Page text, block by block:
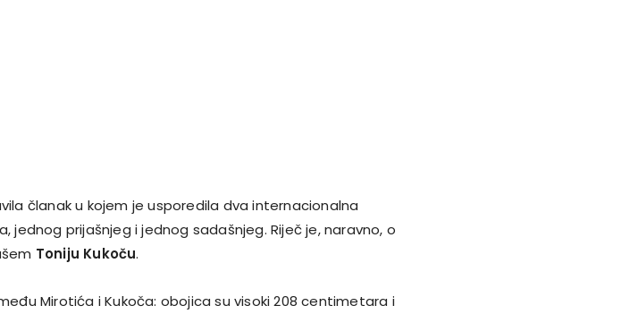
članak u kojem je usporedila dva internacionalna
jednog prijašnjeg i jednog sadašnjeg. Riječ je, naravno, o
Toniju Kukoču.
Mirotića i Kukoča: obojica su visoki 208 centimetara i